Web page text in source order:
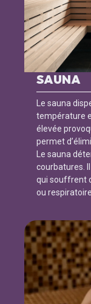
SAUNA
Le sauna
température
élevée
permet
Le sauna
courbatures.
qui souffrent
ou